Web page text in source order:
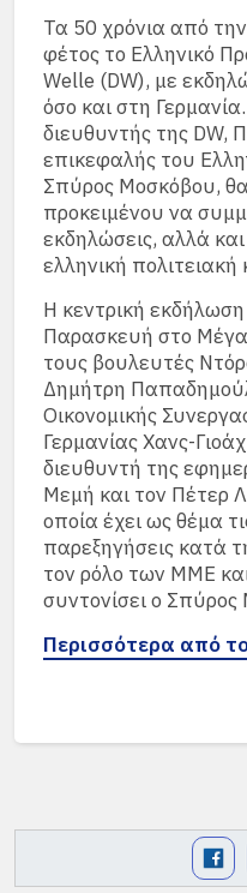
Τα 50 χρόνια από
φέτος το Ελληνικό
Welle (DW), με
όσο και στη
διευθυντής της DW,
επικεφαλής του
Σπύρος Μοσκόβου,
προκειμένου να
εκδηλώσεις, αλλά
ελληνική πολιτειακή
Η κεντρική
Παρασκευή στο
τους βουλευτές
Δημήτρη
Οικονομικής
Γερμανίας Χανς-
διευθυντή της
Μεμή και τον Πέτερ
οποία έχει ως θέμα
παρεξηγήσεις κατά
τον ρόλο των ΜΜΕ
συντονίσει ο
Περισσότερα από